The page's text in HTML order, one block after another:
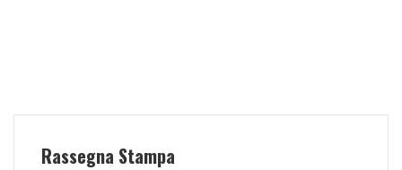
Rassegna Stampa